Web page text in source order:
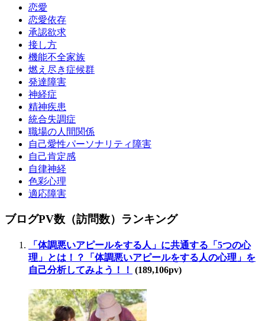
恋愛
恋愛依存
承認欲求
接し方
機能不全家族
燃え尽き症候群
発達障害
神経症
精神疾患
統合失調症
職場の人間関係
自己愛性パーソナリティ障害
自己肯定感
自律神経
色彩心理
適応障害
ブログPV数（訪問数）ランキング
「体調悪いアピールをする人」に共通する「5つの心
理」とは！？「体調悪いアピールをする人の心理」を
自己分析してみよう！！ (189,106pv)